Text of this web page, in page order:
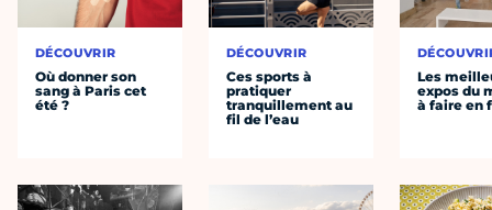
DÉCOUVRIR
Où donner son
sang à Paris cet
été ?
DÉCOUVRIR
Ces sports à
pratiquer
tranquillement au
fil de l’eau
Les
expos du
à faire en